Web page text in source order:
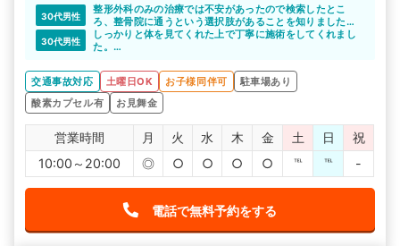
30代男性
整形外科のみの治療では不安があったので検索したとこ
ろ、整骨院に通うという選択肢があることを知りました。
こちらのサイトで相談したら、整形外科と整骨院の両方に
通っても補償を受けられるというので自宅から通いやすい
30代男性
しっかりと体を見てくれた上で丁寧に施術をしてくれまし
た。
り、整形外科との併用について教えてくれたりなどしっか
りとした対応をしてくれたので信頼できます。
交通事故対応 土曜日OK お子様同伴可
駐車場あり
酸素カプセル有
お見舞金
営業時間 月 火 水 木 金 土 日
祝
10:00～20:00
◎ ○ ○ ○ ○ ℡ ℡ -
電話で無料予約をする